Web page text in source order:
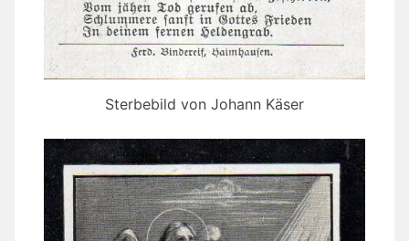
Sterbebild von Johann Käser